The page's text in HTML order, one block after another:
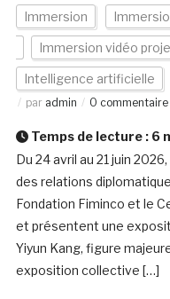
Immersion
Immersion vidéo
Intelligence artificielle
par admin 0 commentaire
Temps de lecture : 6
Du 24 avril au 21 juin
des relations
Fondation Fiminco et le
et présentent une
Yiyun Kang, figure
exposition collective […]